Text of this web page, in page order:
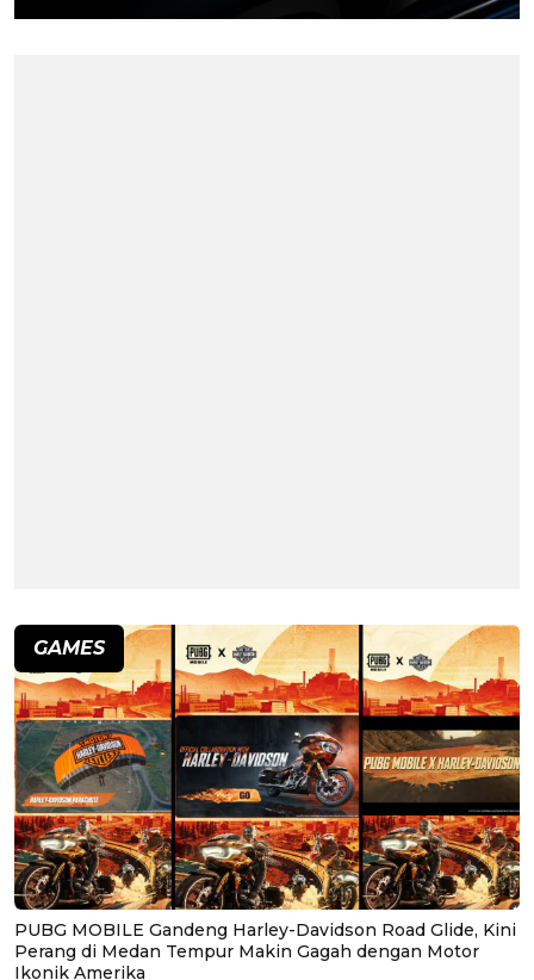
GAMES
PUBG MOBILE Gandeng Harley-Davidson Road Glide, Kini
Perang di Medan Tempur Makin Gagah dengan Motor
Ikonik Amerika